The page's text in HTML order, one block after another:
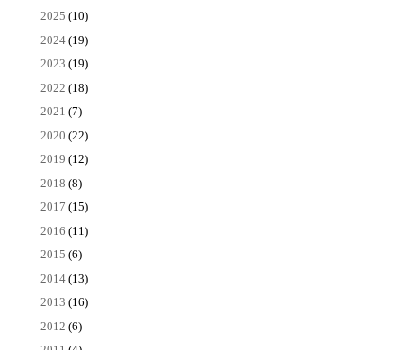
2025 (10)
2024(19)
2023 (19)
2022 (18)
2021 (7)
2020 (22)
2019 (12)
2018 (8)
2017 (15)
2016 (11)
2015 (6)
2014(13)
2013 (16)
2012 (6)